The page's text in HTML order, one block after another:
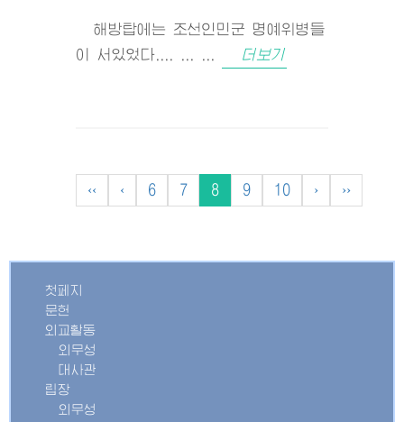
해방탑에는 조선인민군 명예위병들
이 서있었다.... ... ...
더보기
‹‹ ‹ 6 7 8 9 10 › ››
첫페지
문헌
외교활동
외무성
대사관
립장
외무성